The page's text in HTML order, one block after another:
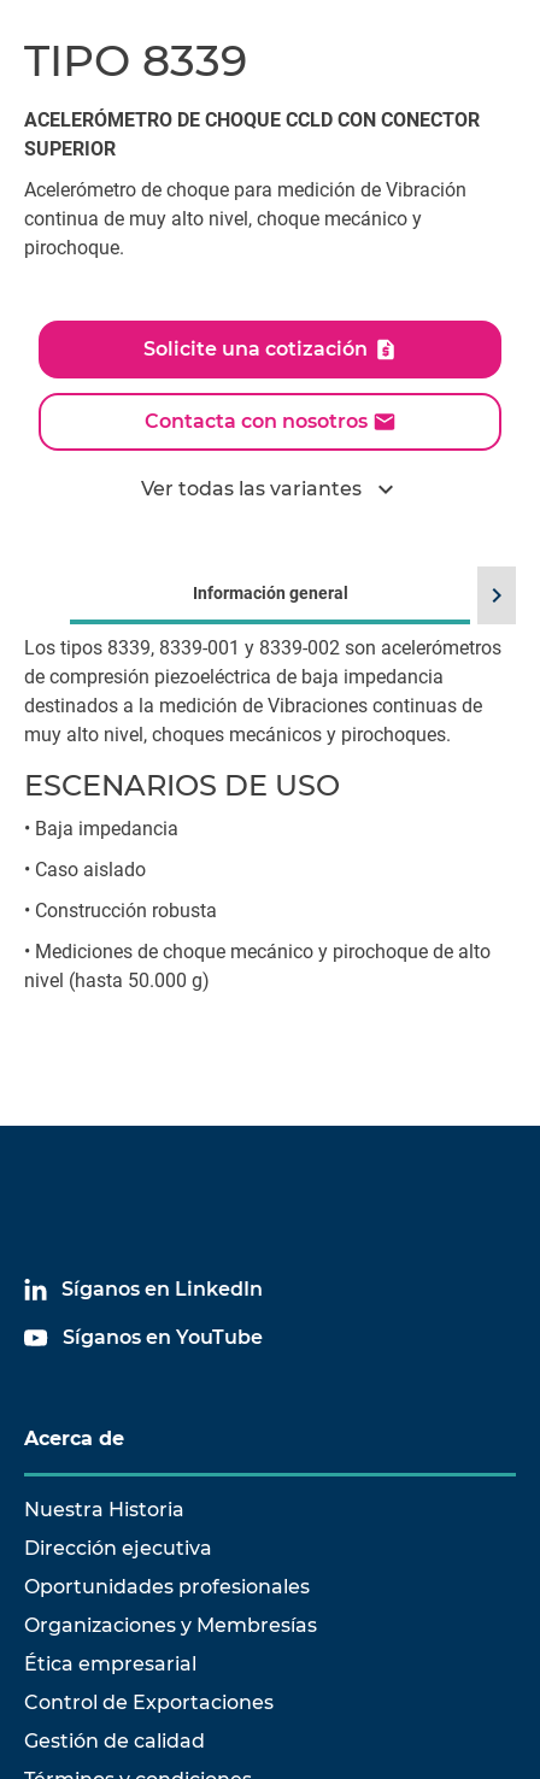
TIPO 8339
ACELERÓMETRO DE CHOQUE CCLD CON CONECTOR
SUPERIOR
Acelerómetro de choque para medición de Vibración
continua de muy alto nivel, choque mecánico y
pirochoque.
Solicite una cotización
Contacta con nosotros
Ver todas las variantes expand_more
Información general
Los tipos 8339, 8339-001 y 8339-002 son acelerómetros
de compresión piezoeléctrica de baja impedancia
destinados a la medición de Vibraciones continuas de
muy alto nivel, choques mecánicos y pirochoques.
ESCENARIOS DE USO
• Baja impedancia
• Caso aislado
• Construcción robusta
• Mediciones de choque mecánico y pirochoque de alto
nivel (hasta 50.000 g)
chevron_right
Síganos en LinkedIn
Síganos en YouTube
Acerca de
Nuestra Historia
Dirección ejecutiva
Oportunidades profesionales
Organizaciones y Membresías
Ética empresarial
Control de Exportaciones
Gestión de calidad